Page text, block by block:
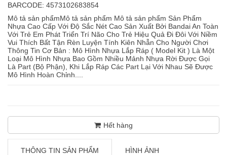
BARCODE: 4573102683854
Mô tả sản phẩmMô tả sản phẩm Mô tả sản phẩm Sản Phẩm
Nhựa Cao Cấp Với Độ Sắc Nét Cao Sản Xuất Bởi Bandai An Toàn
Với Trẻ Em Phát Triển Trí Não Cho Trẻ Hiệu Quả Đi Đôi Với Niềm
Vui Thích Bất Tận Rèn Luyện Tính Kiên Nhẫn Cho Người Chơi
Thông Tin Cơ Bản : Mô Hình Nhựa Lắp Ráp ( Model Kit ) Là Một
Loại Mô Hình Nhựa Bao Gồm Nhiều Mảnh Nhựa Rời Được Gọi
Là Part (Bộ Phận), Khi Lắp Ráp Các Part Lại Với Nhau Sẽ Được
Mô Hình Hoàn Chỉnh....
Hết hàng
THÔNG TIN SẢN PHẨM HÌNH ẢNH